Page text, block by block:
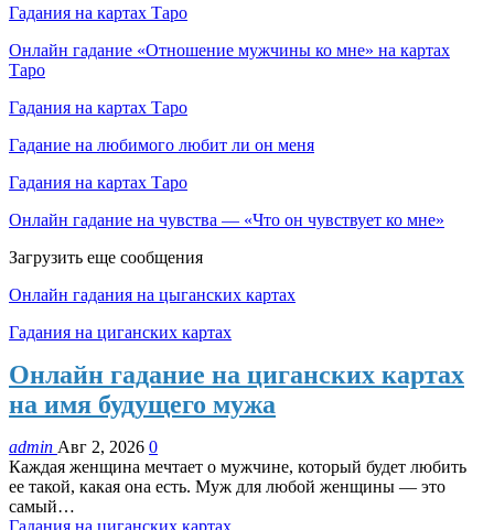
Гадания на картах Таро
Онлайн гадание «Отношение мужчины ко мне» на картах
Таро
Гадания на картах Таро
Гадание на любимого любит ли он меня
Гадания на картах Таро
Онлайн гадание на чувства — «Что он чувствует ко мне»
Загрузить еще сообщения
Онлайн гадания на цыганских картах
Гадания на циганских картах
Онлайн гадание на циганских картах
на имя будущего мужа
admin Авг 2, 2026 0
Каждая женщина мечтает о мужчине, который будет любить
ее такой, какая она есть. Муж для любой женщины — это
самый…
Гадания на циганских картах